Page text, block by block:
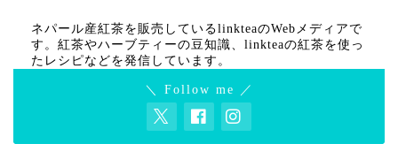
ネパール産紅茶を販売しているlinkteaのWebメディアで
す。紅茶やハーブティーの豆知識、linkteaの紅茶を使っ
たレシピなどを発信しています。
＼ Follow me ／